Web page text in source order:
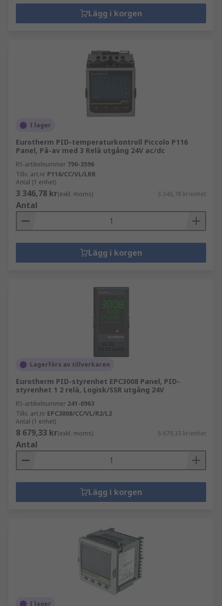
Lägg i korgen
I lager
Eurotherm PID-temperaturkontroll Piccolo P116
Panel, På-av med 3 Relä utgång 24V ac/dc
RS-artikelnummer 790-3596
Tillv. art.nr P116/CC/VL/LRR
Antal (1 enhet)
3 346,78 kr(exkl. moms) 3 346,78 kr/enhet
Antal
Lägg i korgen
Lagerförs av tillverkaren
Eurotherm PID-styrenhet EPC3008 Panel, PID-
styrenhet 1 2 relä, Logisk/SSR utgång 24V
RS-artikelnummer 241-0963
Tillv. art.nr EPC3008/CC/VL/R2/L2
Antal (1 enhet)
8 679,33 kr(exkl. moms) 8 679,33 kr/enhet
Antal
Lägg i korgen
I lager